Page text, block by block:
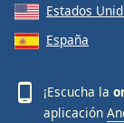
Estados
España
¡Escucha la
aplicación